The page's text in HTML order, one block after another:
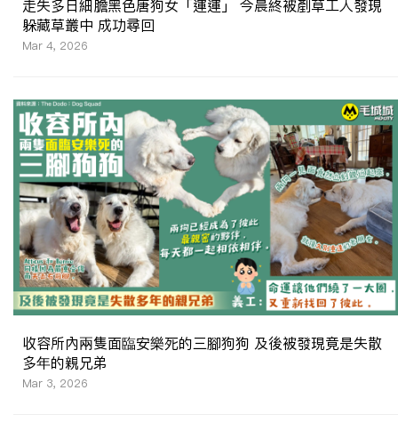
走失多日細膽黑色唐狗女「運運」 今晨終被剷草工人發現
躲藏草叢中 成功尋回
Mar 4, 2026
收容所內兩隻面臨安樂死的三腳狗狗 及後被發現竟是失散
多年的親兄弟
Mar 3, 2026